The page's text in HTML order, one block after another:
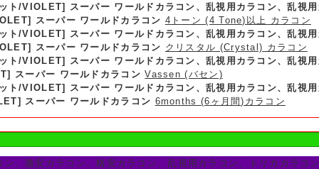
ト/VIOLET] スーパー ワールドカラコン、乱視用カラコン、乱視
スーパー ワールドカラコン 4トーン (4 Tone)以上 カラコン
ト/VIOLET] スーパー ワールドカラコン、乱視用カラコン、乱視
スーパー ワールドカラコン クリスタル (Crystal) カラコン
ト/VIOLET] スーパー ワールドカラコン、乱視用カラコン、乱視
スーパー ワールドカラコン Vassen (バセン)
ト/VIOLET] スーパー ワールドカラコン、乱視用カラコン、乱視
スーパー ワールドカラコン 6months (6ヶ月間)カラコン
ン、激安カラコン、格安カラコン、乱視用カラコン、トリカカラコ